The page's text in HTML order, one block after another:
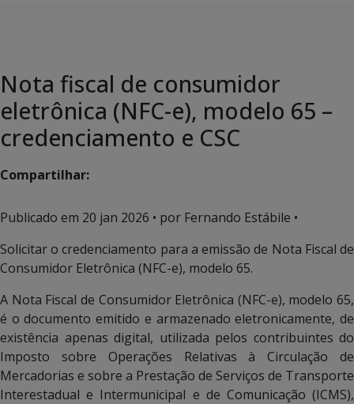
Nota fiscal de consumidor
eletrônica (NFC-e), modelo 65 –
credenciamento e CSC
Compartilhar:
Publicado em 20 jan 2026 • por Fernando Estábile •
Solicitar o credenciamento para a emissão de Nota Fiscal de
Consumidor Eletrônica (NFC-e), modelo 65.
A Nota Fiscal de Consumidor Eletrônica (NFC-e), modelo 65,
é o documento emitido e armazenado eletronicamente, de
existência apenas digital, utilizada pelos contribuintes do
Imposto sobre Operações Relativas à Circulação de
Mercadorias e sobre a Prestação de Serviços de Transporte
Interestadual e Intermunicipal e de Comunicação (ICMS),